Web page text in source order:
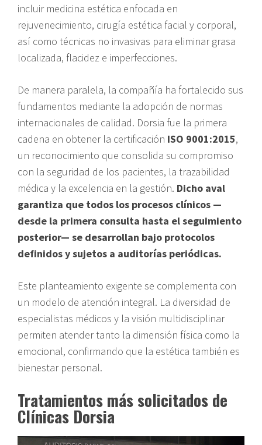
incluir medicina estética enfocada en
rejuvenecimiento, cirugía estética facial y corporal,
así como técnicas no invasivas para eliminar grasa
localizada, flacidez e imperfecciones.
De manera paralela, la compañía ha fortalecido sus
fundamentos mediante la adopción de normas
internacionales de calidad. Dorsia fue la primera
cadena en obtener la certificación ISO 9001:2015,
un reconocimiento que consolida su compromiso
con la seguridad de los pacientes, la trazabilidad
médica y la excelencia en la gestión. Dicho aval
garantiza que todos los procesos clínicos —
desde la primera consulta hasta el seguimiento
posterior— se desarrollan bajo protocolos
definidos y sujetos a auditorías periódicas.
Este planteamiento exigente se complementa con
un modelo de atención integral. La diversidad de
especialistas médicos y la visión multidisciplinar
permiten atender tanto la dimensión física como la
emocional, confirmando que la estética también es
bienestar personal.
Tratamientos más solicitados de
Clínicas Dorsia